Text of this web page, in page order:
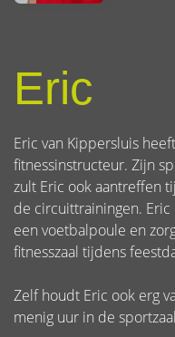
Eric
Eric van Kippersluis
fitnessinstructeur. Zijn
zult Eric ook aantreffen
de circuittrainingen.
een voetbalpoule en
fitnesszaal tijdens
Zelf houdt Eric ook erg
menig uur in de